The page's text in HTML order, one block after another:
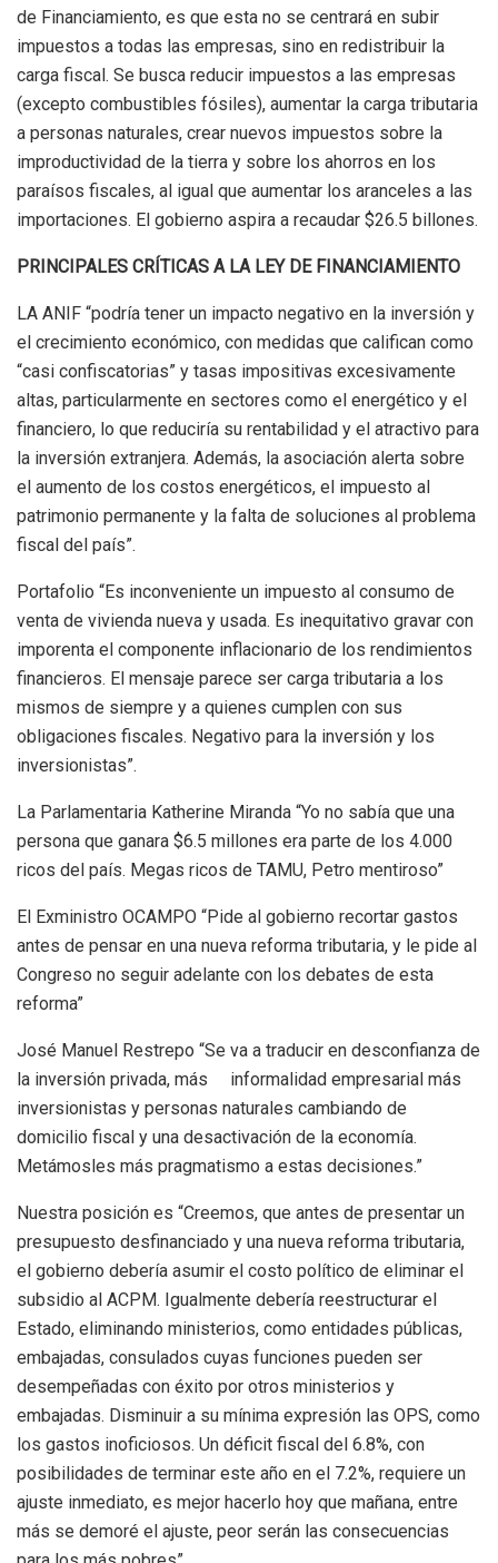
de Financiamiento, es que esta no se centrará en subir
impuestos a todas las empresas, sino en redistribuir la
carga fiscal. Se busca reducir impuestos a las empresas
(excepto combustibles fósiles), aumentar la carga tributaria
a personas naturales, crear nuevos impuestos sobre la
improductividad de la tierra y sobre los ahorros en los
paraísos fiscales, al igual que aumentar los aranceles a las
importaciones. El gobierno aspira a recaudar $26.5 billones.
PRINCIPALES CRÍTICAS A LA LEY DE FINANCIAMIENTO
LA ANIF “podría tener un impacto negativo en la inversión y
el crecimiento económico, con medidas que califican como
“casi confiscatorias” y tasas impositivas excesivamente
altas, particularmente en sectores como el energético y el
financiero, lo que reduciría su rentabilidad y el atractivo para
la inversión extranjera. Además, la asociación alerta sobre
el aumento de los costos energéticos, el impuesto al
patrimonio permanente y la falta de soluciones al problema
fiscal del país”.
Portafolio “Es inconveniente un impuesto al consumo de
venta de vivienda nueva y usada. Es inequitativo gravar con
imporenta el componente inflacionario de los rendimientos
financieros. El mensaje parece ser carga tributaria a los
mismos de siempre y a quienes cumplen con sus
obligaciones fiscales. Negativo para la inversión y los
inversionistas”.
La Parlamentaria Katherine Miranda “Yo no sabía que una
persona que ganara $6.5 millones era parte de los 4.000
ricos del país. Megas ricos de TAMU, Petro mentiroso”
El Exministro OCAMPO “Pide al gobierno recortar gastos
antes de pensar en una nueva reforma tributaria, y le pide al
Congreso no seguir adelante con los debates de esta
reforma”
José Manuel Restrepo “Se va a traducir en desconfianza de
la inversión privada, más informalidad empresarial más
inversionistas y personas naturales cambiando de
domicilio fiscal y una desactivación de la economía.
Metámosles más pragmatismo a estas decisiones.”
Nuestra posición es “Creemos, que antes de presentar un
presupuesto desfinanciado y una nueva reforma tributaria,
el gobierno debería asumir el costo político de eliminar el
subsidio al ACPM. Igualmente debería reestructurar el
Estado, eliminando ministerios, como entidades públicas,
embajadas, consulados cuyas funciones pueden ser
desempeñadas con éxito por otros ministerios y
embajadas. Disminuir a su mínima expresión las OPS, como
los gastos inoficiosos. Un déficit fiscal del 6.8%, con
posibilidades de terminar este año en el 7.2%, requiere un
ajuste inmediato, es mejor hacerlo hoy que mañana, entre
más se demoré el ajuste, peor serán las consecuencias